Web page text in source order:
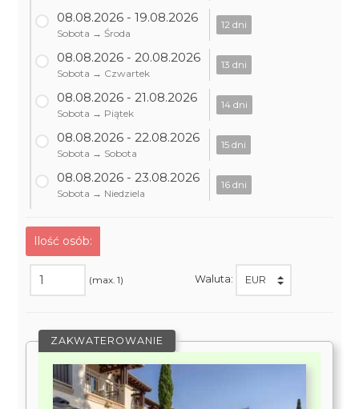
08.08.2026 - 19.08.2026
Sobota → Środa
12 dni
08.08.2026 - 20.08.2026
Sobota → Czwartek
13 dni
08.08.2026 - 21.08.2026
Sobota → Piątek
14 dni
08.08.2026 - 22.08.2026
Sobota → Sobota
15 dni
08.08.2026 - 23.08.2026
Sobota → Niedziela
16 dni
Ilość osób:
(max. 1) Waluta:
ZAKWATEROWANIE